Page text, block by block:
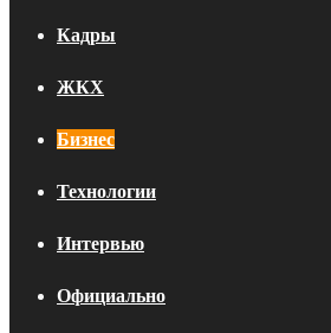
Кадры
ЖКХ
Бизнес
Технологии
Интервью
Официально